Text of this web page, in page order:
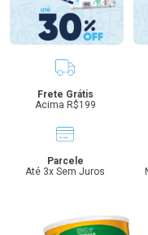
Benefícios
Frete Grátis
Acima R$199
Parcele
Até 3x Sem Juros